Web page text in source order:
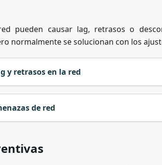
pueden causar lag, retrasos o
normalmente se solucionan con los
y retrasos en la red
de red